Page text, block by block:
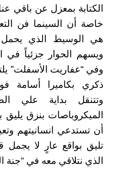
الكتابة بمعزل عن باقي
خاصة أن السينما فن
هي الوسيط الذي يحمل
ويسهم الحوار جزئياً في
وفي “عفاريت الأسفلت”
ذكري بكاميرا أسامة
وتتنقل بداية علي
الميكروباصات بنزق
أن تستدعي انسانيتهم
تليق بواقع عارٍ لا يجمل
الذي نتلاقي معه في